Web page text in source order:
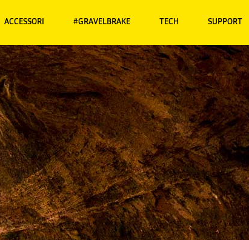
ACCESSORI #GRAVELBRAKE TECH SUPPORT